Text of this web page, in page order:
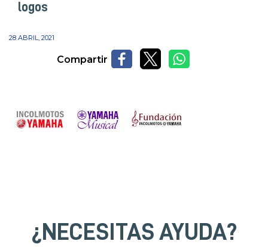
logos
28 ABRIL, 2021
Compartir
¿NECESITAS AYUDA?